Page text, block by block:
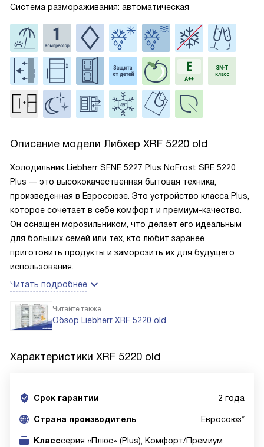
Система размораживания: автоматическая
Описание модели Либхер XRF 5220 old
Холодильник Liebherr SFNE 5227 Plus NoFrost SRE 5220
Plus — это высококачественная бытовая техника,
произведенная в Евросоюзе. Это устройство класса Plus,
которое сочетает в себе комфорт и премиум-качество.
Он оснащен морозильником, что делает его идеальным
для больших семей или тех, кто любит заранее
приготовить продукты и заморозить их для будущего
использования.
Читать подробнее
Читайте также
Обзор Liebherr XRF 5220 old
Характеристики XRF 5220 old
Срок гарантии 2 года
Cтрана производитель Евросоюз*
Класссерия «Плюс» (Plus), Комфорт/Премиум